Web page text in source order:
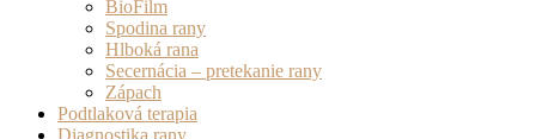
BioFilm
Spodina rany
Hlboká rana
Secernácia – pretekanie rany
Zápach
Podtlaková terapia
Diagnostika rany